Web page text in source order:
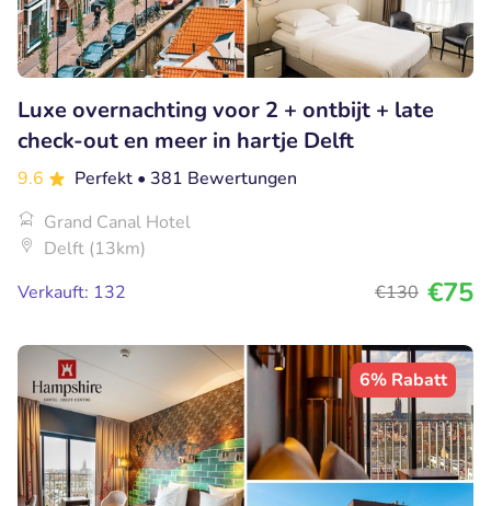
Luxe overnachting voor 2 + ontbijt + late
check-out en meer in hartje Delft
9.6 Perfekt • 381 Bewertungen
Grand Canal Hotel
Delft (13km)
Verkauft: 132
€130 €75
6% Rabatt